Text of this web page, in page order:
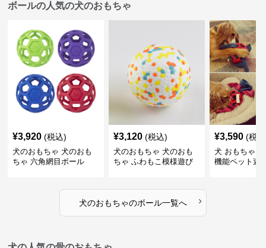
ボールの人気の犬のおもちゃ
¥3,920 (税込)
犬のおもちゃ 犬のおも
ちゃ 六角網目ボール
¥3,120 (税込)
犬のおもちゃ 犬のおも
ちゃ ふわもこ模様遊び
¥3,590 (税
犬 おもちゃ
機能ペット遊
犬のおもちゃのボール一覧へ ›